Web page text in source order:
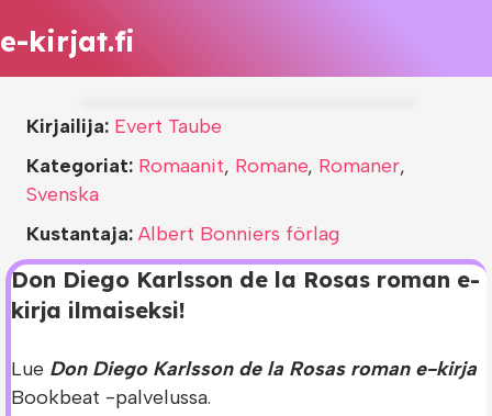
e-kirjat.fi
Don Diego Karlsson de la Rosas roman e-
kirja ilmaiseksi!
Lue Don Diego Karlsson de la Rosas roman e-kirja
Bookbeat -palvelussa.
Kirjailija: Evert Taube
Kategoriat: Romaanit, Romane, Romaner,
Svenska
Kustantaja: Albert Bonniers förlag